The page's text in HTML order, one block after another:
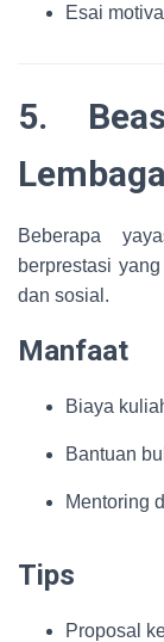
Esai
5.
Beberapa
berprestasi
dan sosial.
Manfaat
Biaya
Bantuan
Mentoring
Tips
Proposal